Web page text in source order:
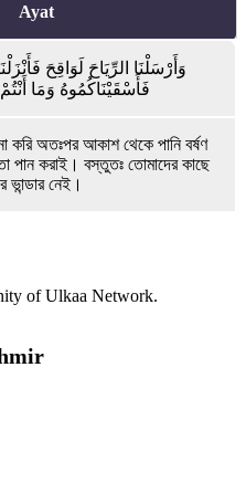
Ayat
وَأَرْسَلْنَا الرِّيَاحَ لَوَاقِحَ
فَأَسْقَيْنَاكُمُوهُ وَمَا
করি অতঃপর আকাশ থেকে পানি বর্ষণ
পান করাই। বস্তুতঃ তোমাদের কাছে
ভান্ডার নেই।
of Ulkaa Network.